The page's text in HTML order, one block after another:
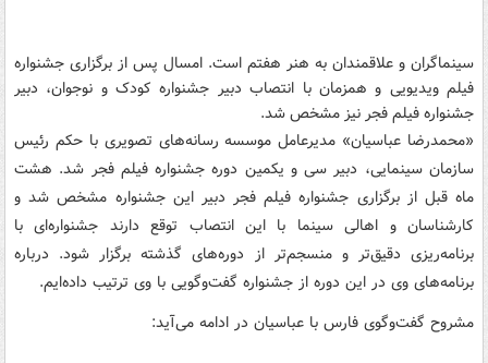
سینماگران و علاقمندان به هنر هفتم است. امسال پس از برگزاری جشنواره
فیلم ویدیویی و همزمان با انتصاب دبیر جشنواره کودک و نوجوان، دبیر
جشنواره فیلم فجر نیز مشخص شد.
«محمدرضا عباسیان» مدیرعامل موسسه رسانه‌های تصویری با حکم رئیس
سازمان سینمایی، دبیر سی و یکمین دوره جشنواره فیلم فجر شد. هشت
ماه قبل از برگزاری جشنواره فیلم فجر دبیر این جشنواره مشخص شد و
کارشناسان و اهالی سینما با این انتصاب توقع دارند جشنواره‌ای با
برنامه‌ریزی دقیق‌تر و منسجم‌تر از دوره‌های گذشته برگزار شود. درباره
برنامه‌های وی در این دوره از جشنواره گفت‌و‌گویی با وی ترتیب داده‌ایم.
مشروح گفت‌وگوی فارس با عباسیان در ادامه می‌‌آید: